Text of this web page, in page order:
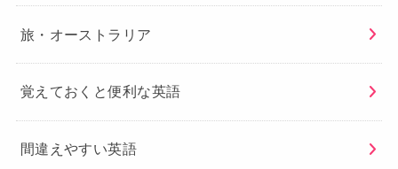
旅・オーストラリア
覚えておくと便利な英語
間違えやすい英語